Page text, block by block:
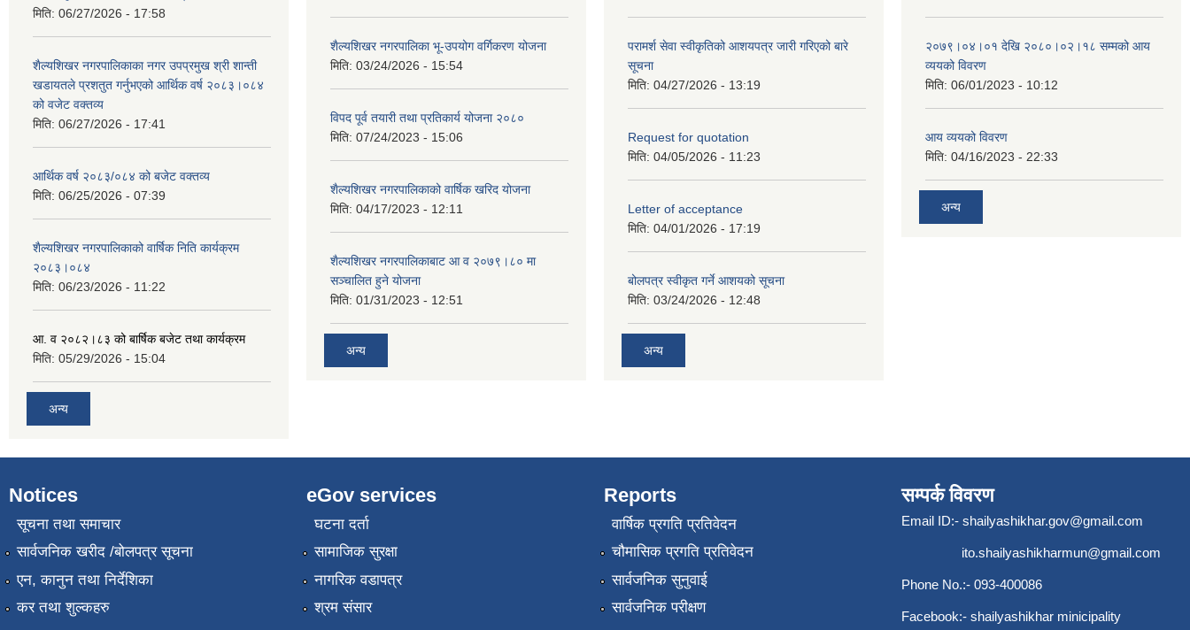
मिति: 06/27/2026 - 17:58
शैल्यशिखर नगरपालिकाका नगर उपप्रमुख श्री शान्ती
खडायतले प्रशतुत गर्नुभएको आर्थिक वर्ष २०८३।०८४
को वजेट वक्तव्य
मिति: 06/27/2026 - 17:41
आर्थिक वर्ष २०८३/०८४ को बजेट वक्तव्य
मिति: 06/25/2026 - 07:39
शैल्यशिखर नगरपालिकाको वार्षिक निति कार्यक्रम
२०८३।०८४
मिति: 06/23/2026 - 11:22
आ. व २०८२।८३ को बार्षिक बजेट तथा कार्यक्रम
मिति: 05/29/2026 - 15:04
अन्य
शैल्यशिखर नगरपालिका भू-उपयोग वर्गिकरण योजना
मिति: 03/24/2026 - 15:54
विपद पूर्व तयारी तथा प्रतिकार्य योजना २०८०
मिति: 07/24/2023 - 15:06
शैल्यशिखर नगरपालिकाको वार्षिक खरिद योजना
मिति: 04/17/2023 - 12:11
शैल्यशिखर नगरपालिकाबाट आ व २०७९।८० मा
सञ्चालित हुने योजना
मिति: 01/31/2023 - 12:51
अन्य
परामर्श सेवा स्वीकृतिको आशयपत्र जारी गरिएको बारे
सूचना
मिति: 04/27/2026 - 13:19
Request for quotation
मिति: 04/05/2026 - 11:23
Letter of acceptance
मिति: 04/01/2026 - 17:19
बोलपत्र स्वीकृत गर्ने आशयको सूचना
मिति: 03/24/2026 - 12:48
अन्य
२०७९।०४।०१ देखि २०८०।०२।१८ सम्मको आय
व्ययको विवरण
मिति: 06/01/2023 - 10:12
आय व्ययको विवरण
मिति: 04/16/2023 - 22:33
अन्य
Notices
सूचना तथा समाचार
सार्वजनिक खरीद /बोलपत्र सूचना
एन, कानुन तथा निर्देशिका
कर तथा शुल्कहरु
eGov services
घटना दर्ता
सामाजिक सुरक्षा
नागरिक वडापत्र
श्रम संसार
Reports
वार्षिक प्रगति प्रतिवेदन
चौमासिक प्रगति प्रतिवेदन
सार्वजनिक सुनुवाई
सार्वजनिक परीक्षण
सम्पर्क विवरण
Email ID:- shailyashikhar.gov@gmail.com
ito.shailyashikharmun@gmail.com
Phone No.:- 093-400086
Facebook:- shailyashikhar minicipality